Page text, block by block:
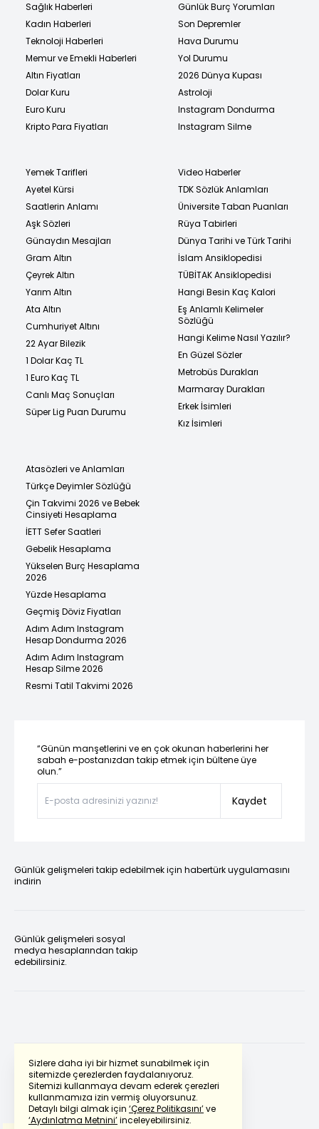
Sizlere daha iyi bir hizmet sunabilmek için
sitemizde çerezlerden faydalanıyoruz.
Sitemizi kullanmaya devam ederek çerezleri
kullanmamıza izin vermiş oluyorsunuz.
Detaylı bilgi almak için ‘Çerez Politikasını’ve
‘Aydınlatma Metnini’inceleyebilirsiniz.
Sağlık Haberleri
Kadın Haberleri
Teknoloji Haberleri
Memur ve Emekli Haberleri
Altın Fiyatları
Dolar Kuru
Euro Kuru
Kripto Para Fiyatları
Günlük Burç Yorumları
Son Depremler
Hava Durumu
Yol Durumu
2026 Dünya Kupası
Astroloji
Instagram Dondurma
Instagram Silme
Yemek Tarifleri
Ayetel Kürsi
Saatlerin Anlamı
Aşk Sözleri
Günaydın Mesajları
Gram Altın
Çeyrek Altın
Yarım Altın
Ata Altın
Cumhuriyet Altını
22 Ayar Bilezik
1 Dolar Kaç TL
1 Euro Kaç TL
Canlı Maç Sonuçları
Süper Lig Puan Durumu
Video Haberler
TDK Sözlük Anlamları
Üniversite Taban Puanları
Rüya Tabirleri
Dünya Tarihi ve Türk Tarihi
İslam Ansiklopedisi
TÜBİTAK Ansiklopedisi
Hangi Besin Kaç Kalori
Eş Anlamlı Kelimeler
Sözlüğü
Hangi Kelime Nasıl Yazılır?
En Güzel Sözler
Metrobüs Durakları
Marmaray Durakları
Erkek İsimleri
Kız İsimleri
Atasözleri ve Anlamları
Türkçe Deyimler Sözlüğü
Çin Takvimi 2026 ve Bebek
Cinsiyeti Hesaplama
İETT Sefer Saatleri
Gebelik Hesaplama
Yükselen Burç Hesaplama
2026
Yüzde Hesaplama
Geçmiş Döviz Fiyatları
Adım Adım Instagram
Hesap Dondurma 2026
Adım Adım Instagram
Hesap Silme 2026
Resmi Tatil Takvimi 2026
“Günün manşetlerini ve en çok okunan haberlerini her
sabah e-postanızdan takip etmek için bültene üye
olun.”
Kaydet
Günlük gelişmeleri takip edebilmek için habertürk uygulamasını
indirin
Günlük gelişmeleri sosyal
medya hesaplarından takip
edebilirsiniz.
Powered by Translate